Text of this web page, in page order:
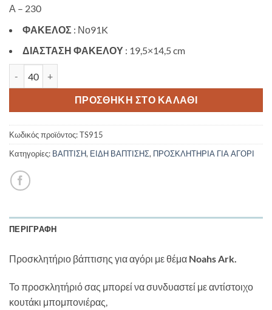
Α – 230
ΦΑΚΕΛΟΣ : Νο91K
ΔΙΑΣΤΑΣΗ ΦΑΚΕΛΟΥ : 19,5×14,5 cm
ΠΡΟΣΘΉΚΗ ΣΤΟ ΚΑΛΆΘΙ
Κωδικός προϊόντος:TS915
Κατηγορίες: ΒΑΠΤΙΣΗ, ΕΙΔΗ ΒΑΠΤΙΣΗΣ, ΠΡΟΣΚΛΗΤΗΡΙΑ ΓΙΑ ΑΓΟΡΙ
ΠΕΡΙΓΡΑΦΉ
Προσκλητήριο βάπτισης για αγόρι με θέμα Noahs Ark.
Το προσκλητήριό σας μπορεί να συνδυαστεί με αντίστοιχο
κουτάκι μπομπονιέρας,